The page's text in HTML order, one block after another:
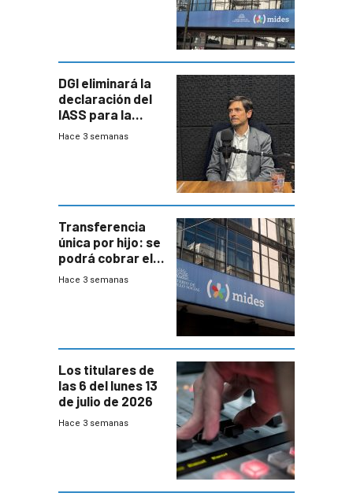
DGI eliminará la
declaración del
IASS para la
mayoría de los
Hace 3 semanas
Transferencia
única por hijo: se
podrá cobrar el
100% en efectivo
Hace 3 semanas
Los titulares de
las 6 del lunes 13
de julio de 2026
Hace 3 semanas